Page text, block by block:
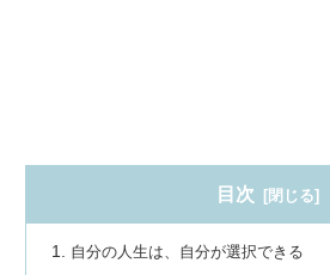
目次
自分の人生は、自分が選択できる